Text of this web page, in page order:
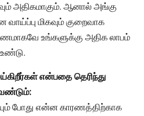
அதிகமாகும். ஆனால் அங்கு
மிகவும் குறைவாக
உங்களுக்கு அதிக லாபம்
என்பதை தெரிந்து
போது என்ன காரணத்திற்காக